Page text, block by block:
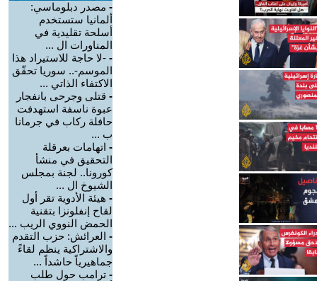
- مصدر دبلوماسي:
ألمانيا ستستخدم
أسلحة تقليدية في
المناورات ال ...
- -لا حاجة للاستيراد هذا
الموسم-.. سوريا تحقّق
الاكتفاء الذاتي ...
- قتلى وجرحى بانفجار
عبوة ناسفة استهدفت
حافلة ركاب في جرمانا
ب ...
- اتهامات بعرقلة
التحقيق في منشأ
كورونا.. لجنة بمجلس
الشيوخ ال ...
- هيئة الأدوية تقر أول
لقاح إنفلونزا بتقنية
الحمض النووي الريب ...
- العرائش: حزب التقدم
والاشتراكية ينظم لقاءً
جماهيرياً حاشداً ...
- ترامب حول طلب